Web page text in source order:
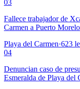
03
Fallece trabajador de
Carmen a Puerto
Playa del Carmen·623
04
Denuncian caso de
Esmeralda de Playa del